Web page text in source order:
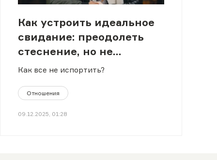
Как устроить идеальное
свидание: преодолеть
стеснение, но не
нарушить личные
Как все не испортить?
Отношения
09.12.2025, 01:28